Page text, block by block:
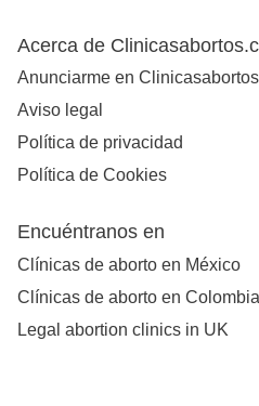
Acerca de
Anunciarme en
Aviso legal
Política de privacidad
Política de Cookies
Encuéntranos en
Clínicas de aborto en México
Clínicas de aborto en Colombia
Legal abortion clinics in UK